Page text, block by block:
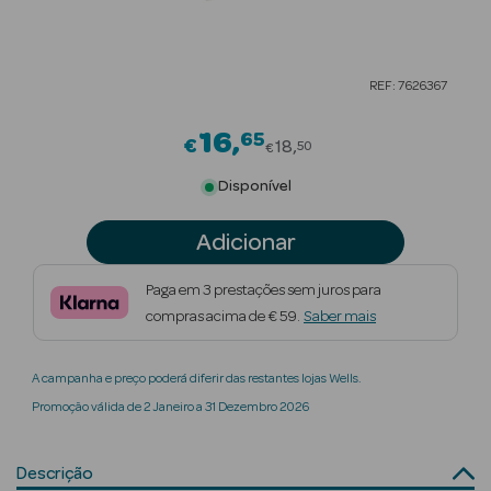
Beauty Season
Maquilhagem
Beauty Season
Beauty Season
REF: 7626367
€16 65Price reduced from
€18 50
Disponível
Adicionar
Paga em 3 prestações sem juros para
compras acima de € 59. Saber mais
A campanha e preço poderá diferir das restantes lojas Wells.
Promoção válida de 2 Janeiro a 31 Dezembro 2026
Descrição